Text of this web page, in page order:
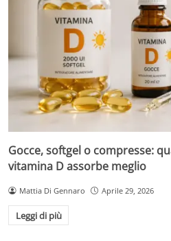
Gocce, softgel o compresse:
vitamina D assorbe meglio
Mattia Di Gennaro Aprile 29, 2026
Leggi di più